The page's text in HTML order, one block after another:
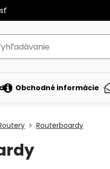
Obchodné informácie
Routerboardy